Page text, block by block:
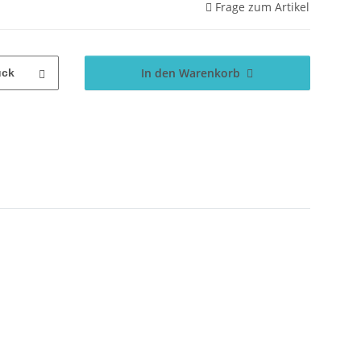
Frage zum Artikel
In den Warenkorb